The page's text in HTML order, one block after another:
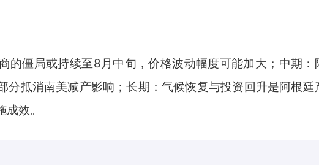
僵局或持续至8月中旬，价格波动幅度可能加大；中期：
分抵消南美减产影响；长期：气候恢复与投资回升是阿根廷
效。